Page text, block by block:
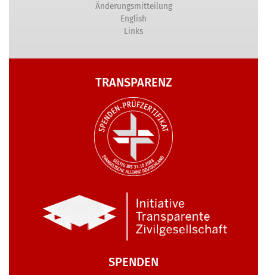
Änderungsmitteilung
English
Links
TRANSPARENZ
SPENDEN